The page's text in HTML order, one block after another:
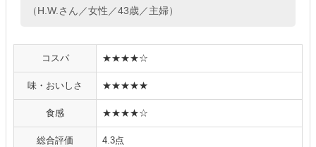
（H.W.さん／女性／43歳／主婦）
コスパ ★★★★☆
味・おいしさ ★★★★★
食感 ★★★★☆
総合評価 4.3点